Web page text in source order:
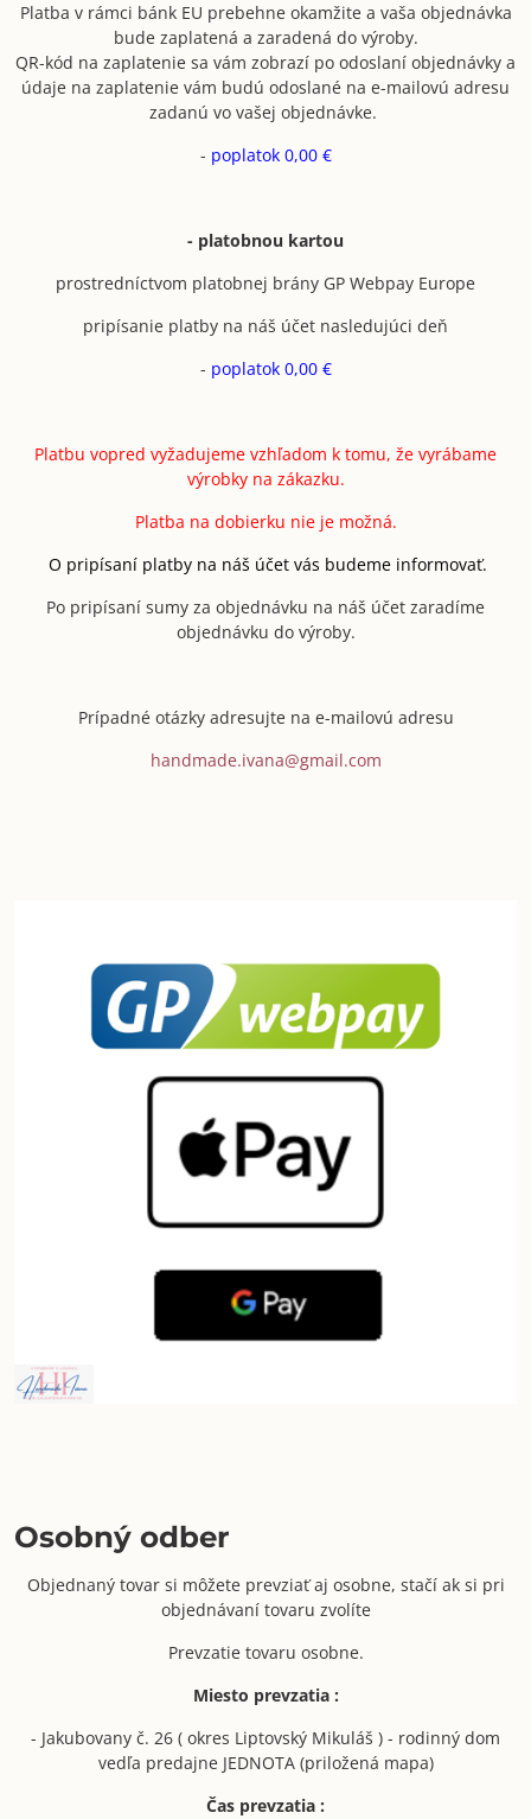
Platba v rámci bánk EU prebehne okamžite a vaša objednávka
bude zaplatená a zaradená do výroby.
QR-kód na zaplatenie sa vám zobrazí po odoslaní objednávky a
údaje na zaplatenie vám budú odoslané na e-mailovú adresu
zadanú vo vašej objednávke.
- poplatok 0,00 €
- platobnou kartou
prostredníctvom platobnej brány GP Webpay Europe
pripísanie platby na náš účet nasledujúci deň
- poplatok 0,00 €
Platbu vopred vyžadujeme vzhľadom k tomu, že vyrábame
výrobky na zákazku.
Platba na dobierku nie je možná.
O pripísaní platby na náš účet vás budeme informovať.
Po pripísaní sumy za objednávku na náš účet zaradíme
objednávku do výroby.
Prípadné otázky adresujte na e-mailovú adresu
handmade.ivana@gmail.com
Osobný odber
Objednaný tovar si môžete prevziať aj osobne, stačí ak si pri
objednávaní tovaru zvolíte
Prevzatie tovaru osobne.
Miesto prevzatia :
- Jakubovany č. 26 ( okres Liptovský Mikuláš ) - rodinný dom
vedľa predajne JEDNOTA (priložená mapa)
Čas prevzatia :